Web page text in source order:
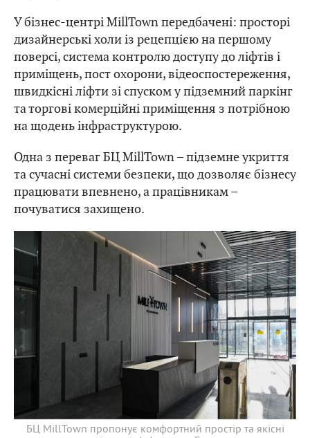
У бізнес-центрі MillTown передбачені: просторі
дизайнерські холи із рецепцією на першому
поверсі, система контролю доступу до ліфтів і
приміщень, пост охорони, відеоспостереження,
швидкісні ліфти зі спуском у підземний паркінг
та торгові комерційні приміщення з потрібною
на щодень інфраструктурою.
Одна з переваг БЦ MillTown – підземне укриття
та сучасні системи безпеки, що дозволяє бізнесу
працювати впевнено, а працівникам –
почуватися захищено.
БЦ MillTown пропонує комфортний простір та якісні